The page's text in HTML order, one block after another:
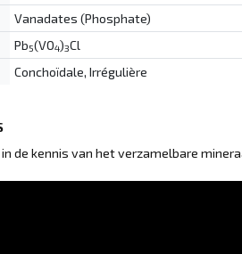
Vanadates (Phosphate)
Pb5(VO4)3Cl
Conchoïdale, Irrégulière
de kennis van het verzamelbare